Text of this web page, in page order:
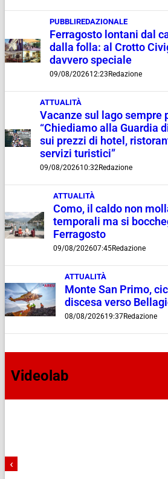
PUBBLIREDAZIONALE
Ferragosto lontani dal
dalla folla: al Crotto
davvero speciale
09/08/202612:23 Redazione
ATTUALITÀ
Vacanze sul lago sempre
“Chiediamo alla Guardia
sui prezzi di hotel,
servizi turistici”
09/08/202610:32Redazione
ATTUALITÀ
Como, il caldo non
temporali ma si
Ferragosto
09/08/202607:45Redazione
ATTUALITÀ
Monte San Primo,
discesa verso
08/08/202619:37Redazione
Videolab
‹